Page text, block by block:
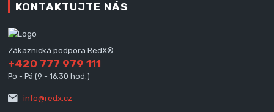
KONTAKTUJTE NÁS
Zákaznická podpora RedX®
+420 777 979 111
Po - Pá (9 - 16.30 hod.)
info@redx.cz